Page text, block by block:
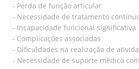
- Perda de função articular
- Necessidade de tratamento
- Incapacidade funcional significativa
- Complicações associadas
- Dificuldades na realização de
- Necessidade de suporte médico